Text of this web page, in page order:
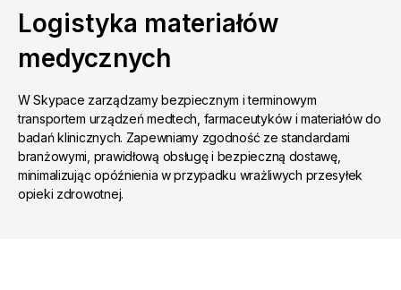
Logistyka materiałów
medycznych
W Skypace zarządzamy bezpiecznym i terminowym
transportem urządzeń medtech, farmaceutyków i materiałów do
badań klinicznych. Zapewniamy zgodność ze standardami
branżowymi, prawidłową obsługę i bezpieczną dostawę,
minimalizując opóźnienia w przypadku wrażliwych przesyłek
opieki zdrowotnej.